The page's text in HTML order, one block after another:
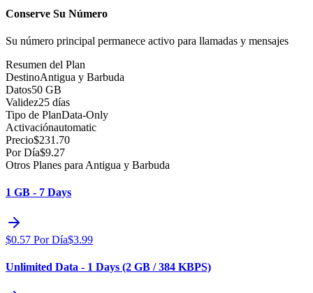
Conserve Su Número
Su número principal permanece activo para llamadas y mensajes
Resumen del Plan
DestinoAntigua y Barbuda
Datos50 GB
Validez25 días
Tipo de PlanData-Only
Activaciónautomatic
Precio$231.70
Por Día$9.27
Otros Planes para Antigua y Barbuda
1 GB - 7 Days
$0.57 Por Día$3.99
Unlimited Data - 1 Days (2 GB / 384 KBPS)